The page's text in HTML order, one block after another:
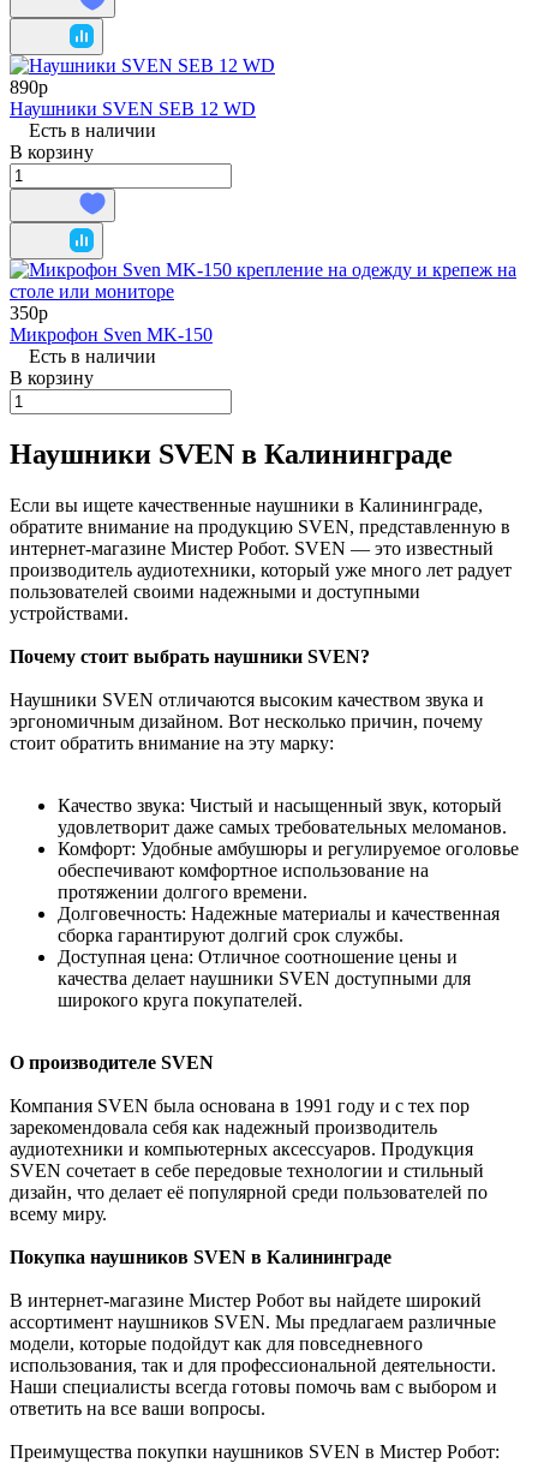
890р
Наушники SVEN SEB 12 WD
Есть в наличии
В корзину
350р
Микрофон Sven MK-150
Есть в наличии
В корзину
Наушники SVEN в Калининграде
Если вы ищете качественные наушники в Калининграде,
обратите внимание на продукцию SVEN, представленную в
интернет-магазине Мистер Робот. SVEN — это известный
производитель аудиотехники, который уже много лет радует
пользователей своими надежными и доступными
устройствами.
Почему стоит выбрать наушники SVEN?
Наушники SVEN отличаются высоким качеством звука и
эргономичным дизайном. Вот несколько причин, почему
стоит обратить внимание на эту марку:
Качество звука: Чистый и насыщенный звук, который
удовлетворит даже самых требовательных меломанов.
Комфорт: Удобные амбушюры и регулируемое оголовье
обеспечивают комфортное использование на
протяжении долгого времени.
Долговечность: Надежные материалы и качественная
сборка гарантируют долгий срок службы.
Доступная цена: Отличное соотношение цены и
качества делает наушники SVEN доступными для
широкого круга покупателей.
О производителе SVEN
Компания SVEN была основана в 1991 году и с тех пор
зарекомендовала себя как надежный производитель
аудиотехники и компьютерных аксессуаров. Продукция
SVEN сочетает в себе передовые технологии и стильный
дизайн, что делает её популярной среди пользователей по
всему миру.
Покупка наушников SVEN в Калининграде
В интернет-магазине Мистер Робот вы найдете широкий
ассортимент наушников SVEN. Мы предлагаем различные
модели, которые подойдут как для повседневного
использования, так и для профессиональной деятельности.
Наши специалисты всегда готовы помочь вам с выбором и
ответить на все ваши вопросы.
Преимущества покупки наушников SVEN в Мистер Робот: